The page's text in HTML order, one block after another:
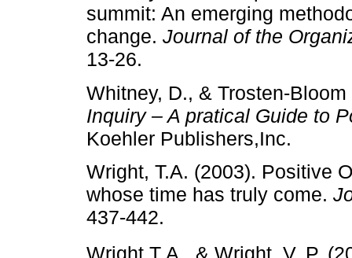
summit: An emerging
change. Journal of the
13-26.
Whitney, D., & Trosten-
Inquiry – A pratical Guide to
Koehler Publishers,Inc.
Wright, T.A. (2003). Positive
whose time has truly come.
437-442.
Wright,T A., & Wright, V. P.